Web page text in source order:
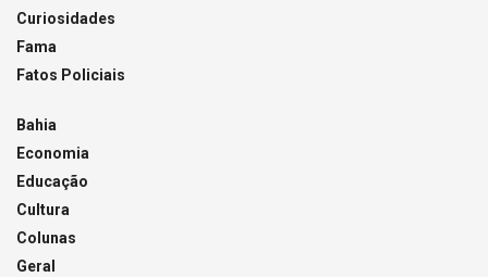
Curiosidades
Fama
Fatos Policiais
Bahia
Economia
Educação
Cultura
Colunas
Geral